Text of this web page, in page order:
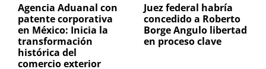
Agencia Aduanal con
patente corporativa
en México: Inicia la
transformación
histórica del
comercio exterior
Juez federal habría
concedido a Roberto
Borge Angulo libertad
en proceso clave